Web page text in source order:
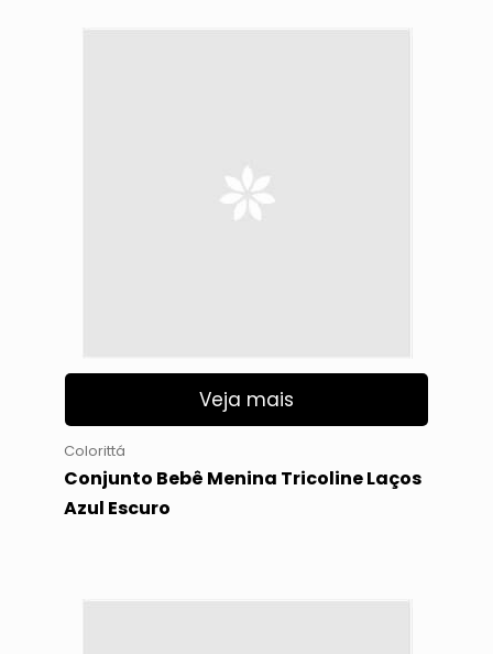
Veja mais
Colorittá
Conjunto Bebê Menina Tricoline Laços
Azul Escuro